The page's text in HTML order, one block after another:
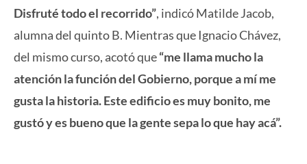
Disfruté todo el recorrido”, indicó Matilde Jacob,
alumna del quinto B. Mientras que Ignacio Chávez,
del mismo curso, acotó que“me llama mucho la
atención la función del Gobierno, porque a mí me
gusta la historia. Este edificio es muy bonito, me
gustó y es bueno que la gente sepa lo que hay acá”.